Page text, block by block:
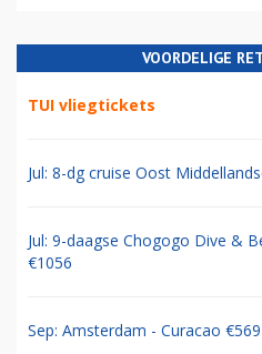
VOORDELIGE
TUI vliegtickets
Jul: 8-dg cruise Oost
Jul: 9-daagse Chogogo Dive &
€1056
Sep: Amsterdam - Curacao €569